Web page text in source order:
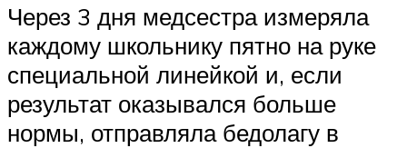
Через 3 дня медсестра измеряла
каждому школьнику пятно на руке
специальной линейкой и, если
результат оказывался больше
нормы, отправляла бедолагу в